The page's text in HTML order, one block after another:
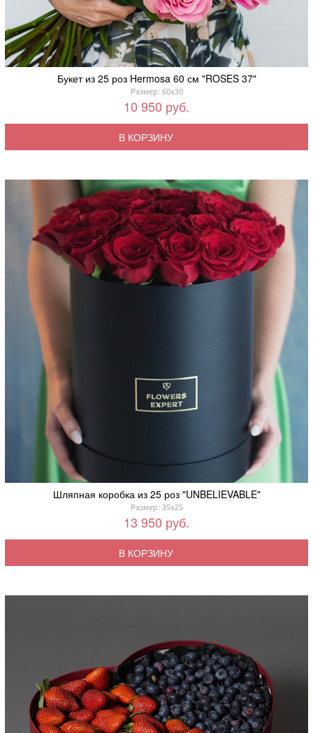
Букет из 25 роз Hermosa 60 см "ROSES 37"
Размер: 60x30
10 950 руб.
В КОРЗИНУ
Шляпная коробка из 25 роз "UNBELIEVABLE"
Размер: 35x25
13 950 руб.
В КОРЗИНУ